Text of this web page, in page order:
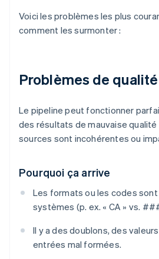
Voici les problèmes les plus
comment les surmonter :
Problèmes de
Le pipeline peut fonctionner
des résultats de mauvaise qualité
sources sont incohérentes ou
Pourquoi ça arrive
Les formats ou les codes
systèmes (p. ex. « CA » vs.
Il y a des doublons, des
entrées mal formées.